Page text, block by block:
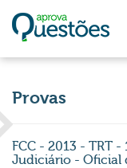
Provas
FCC - 2013 - TRT
Judiciário - Oficial